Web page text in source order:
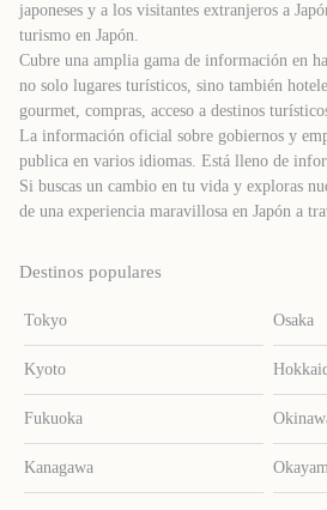
japoneses y a los visitantes extranjeros a
turismo en Japón.
Cubre una amplia gama de información en
no solo lugares turísticos, sino también
gourmet, compras, acceso a destinos
La información oficial sobre gobiernos y
publica en varios idiomas. Está lleno de
Si buscas un cambio en tu vida y exploras
de una experiencia maravillosa en Japón a
Destinos populares
Tokyo Osaka
Kyoto
Fukuoka
Kanagawa